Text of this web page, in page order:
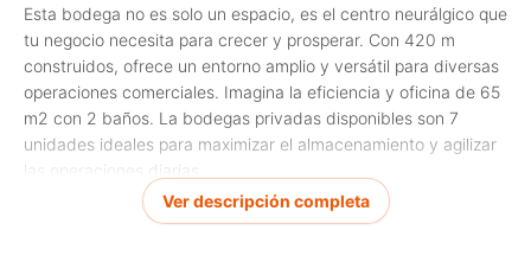
Esta bodega no es solo un espacio, es el centro neurálgico que
tu negocio necesita para crecer y prosperar. Con 420 m
construidos, ofrece un entorno amplio y versátil para diversas
operaciones comerciales. Imagina la eficiencia y oficina de 65
m2 con 2 baños. La bodegas privadas disponibles son 7
unidades ideales para maximizar el almacenamiento y agilizar
las operaciones diarias.
Además, su capacidad para 6 estacionamientos proporciona
Ver descripción completa